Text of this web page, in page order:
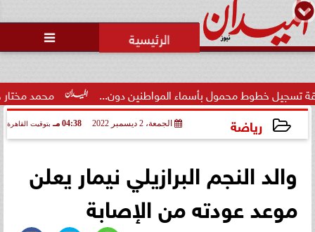

محمد مختار جمعة: بدل محمول بأسماء المواطنين دون...
رياضة الجمعة، 2 ديسمبر 2022 04:38 مـ بتوقيت القاهرة
والد النجم البرازيلي نيمار يعلن
موعد عودته من الإصابة